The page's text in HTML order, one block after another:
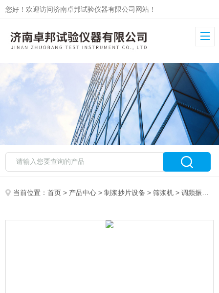
您好！欢迎访问济南卓邦试验仪器有限公司网站！
当前位置：首页 > 产品中心 >制浆抄片设备 >筛浆机 > 调频振动漂洗机